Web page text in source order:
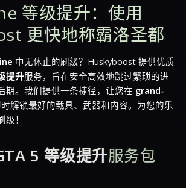
等级提升：使用
更快地称霸洛圣都
中无休止的刷级？Huskyboost 提供优质
提升服务，旨在安全高效地跳过繁琐的进
期。我们提供一条捷径，让您在 grand-
解锁最好的载具、武器和内容。为您的乐
！
5 等级提升服务包